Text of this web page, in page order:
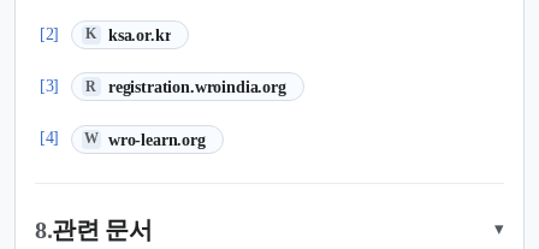
[2] K ksa.or.kr
(새 탭에서 열림)
[3] R registration.wroindia.org
(새 탭에서 열림)
[4] W wro-learn.org
(새 탭에서 열림)
8.관련 문서 ▾